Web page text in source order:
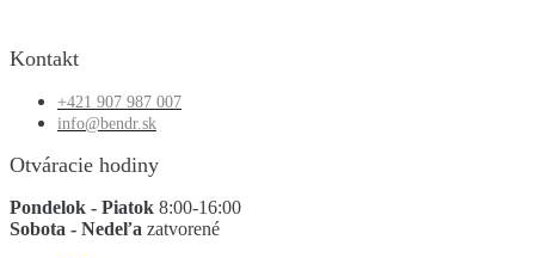
Kontakt
+421 907 987 007
info@bendr.sk
Otváracie hodiny
Pondelok - Piatok 8:00-16:00
Sobota - Nedeľa zatvorené